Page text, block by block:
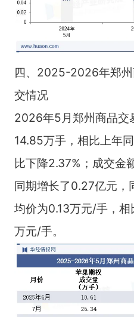
四、2025-2026年郑
交情况
2026年5月郑州商品交
14.85万手，相比上年
比下降2.37%；成交金
同期增长了0.27亿元，
均价为0.13万元/手，
万元/手。